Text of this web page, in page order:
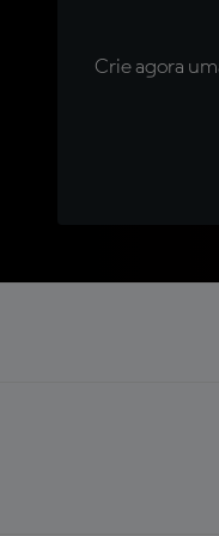
Crie agora